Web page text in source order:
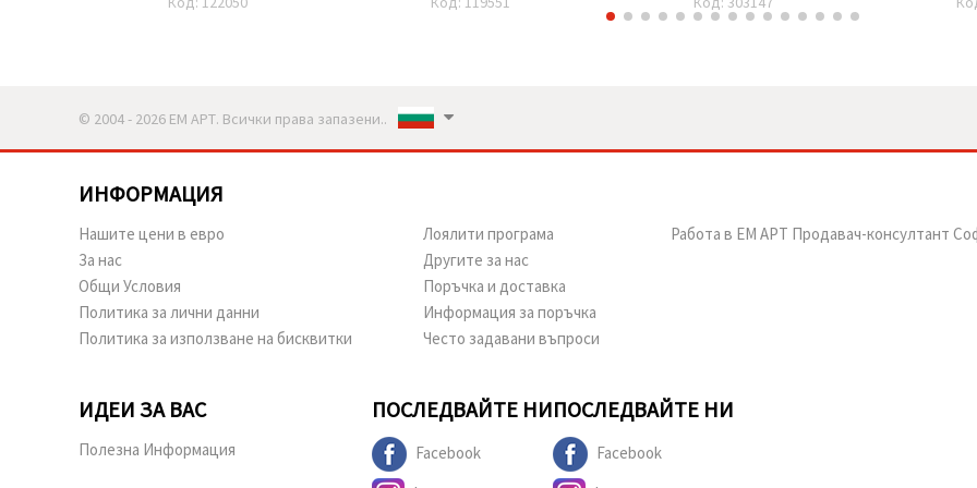
© 2004 - 2026 ЕМ АРТ. Всички права запазени..
ИНФОРМАЦИЯ
Нашите цени в евро
За нас
Общи Условия
Политика за лични данни
Политика за използване на бисквитки
Лоялити програма
Другите за нас
Поръчка и доставка
Информация за поръчка
Често задавани въпроси
Работа в ЕМ АРТ Продавач-консултант
ИДЕИ ЗА ВАС
Полезна Информация
ПОСЛЕДВАЙТЕ НИ
Facebook
ПОСЛЕДВАЙТЕ НИ
Facebook